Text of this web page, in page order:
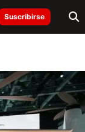
Suscribirse